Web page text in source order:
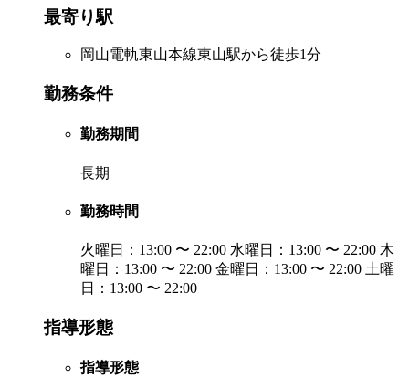
最寄り駅
岡山電軌東山本線東山駅から徒歩1分
勤務条件
勤務期間
長期
勤務時間
火曜日：13:00 〜 22:00 水曜日：13:00 〜 22:00 木
曜日：13:00 〜 22:00 金曜日：13:00 〜 22:00 土曜
日：13:00 〜 22:00
指導形態
指導形態